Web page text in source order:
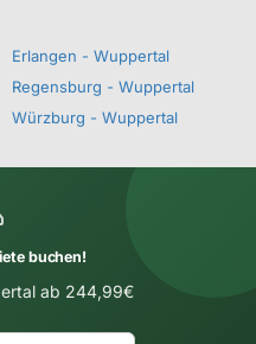
Erlangen - Wuppertal
Regensburg - Wuppertal
Würzburg - Wuppertal
buchen!
ab 244,99€